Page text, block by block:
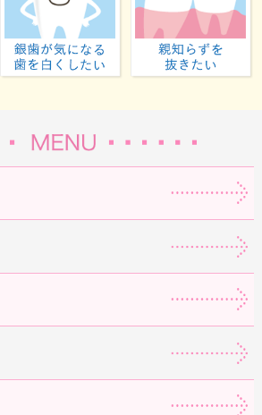
入れ歯が壊れた・合わない虫歯が気になる・歯